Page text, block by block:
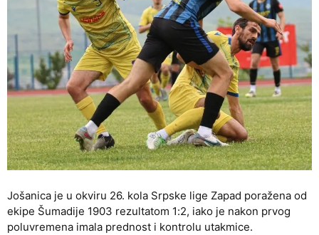
Jošanica je u okviru 26. kola Srpske lige Zapad poražena od
ekipe Šumadije 1903 rezultatom 1:2, iako je nakon prvog
poluvremena imala prednost i kontrolu utakmice.